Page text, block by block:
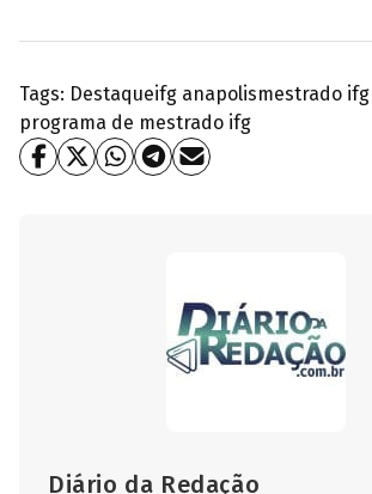
Tags: Destaqueifg anapolismestrado ifg
programa de mestrado ifg
Diário da Redação